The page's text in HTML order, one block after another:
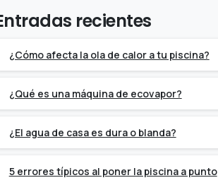
recientes
¿Cómo afecta la ola de calor a tu piscina?
¿Qué es una máquina de ecovapor?
¿El agua de casa es dura o blanda?
5 errores típicos al poner la piscina a punto